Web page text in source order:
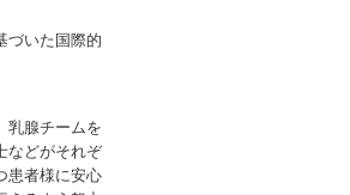
づいた国際的
乳腺チームを
などがそれぞ
患者様に安心